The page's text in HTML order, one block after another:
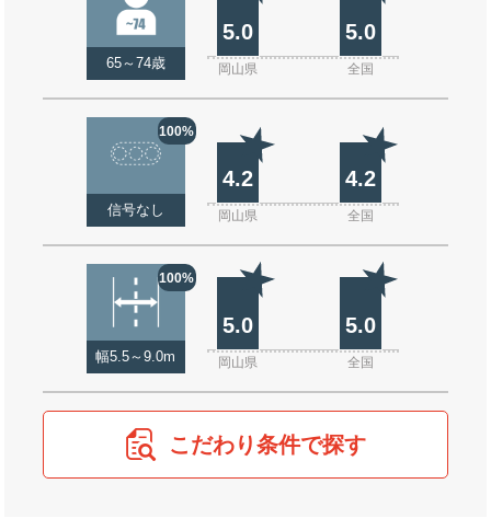
65～74歳
5.0 5.0
岡山県 全国
100%
信号なし
4.2 4.2
岡山県 全国
100%
幅5.5～9.0m
5.0 5.0
岡山県 全国
こだわり条件で探す